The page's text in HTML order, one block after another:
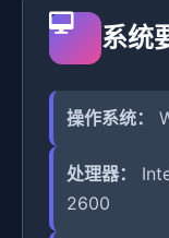
系统
操作系统：
处理器：
2600